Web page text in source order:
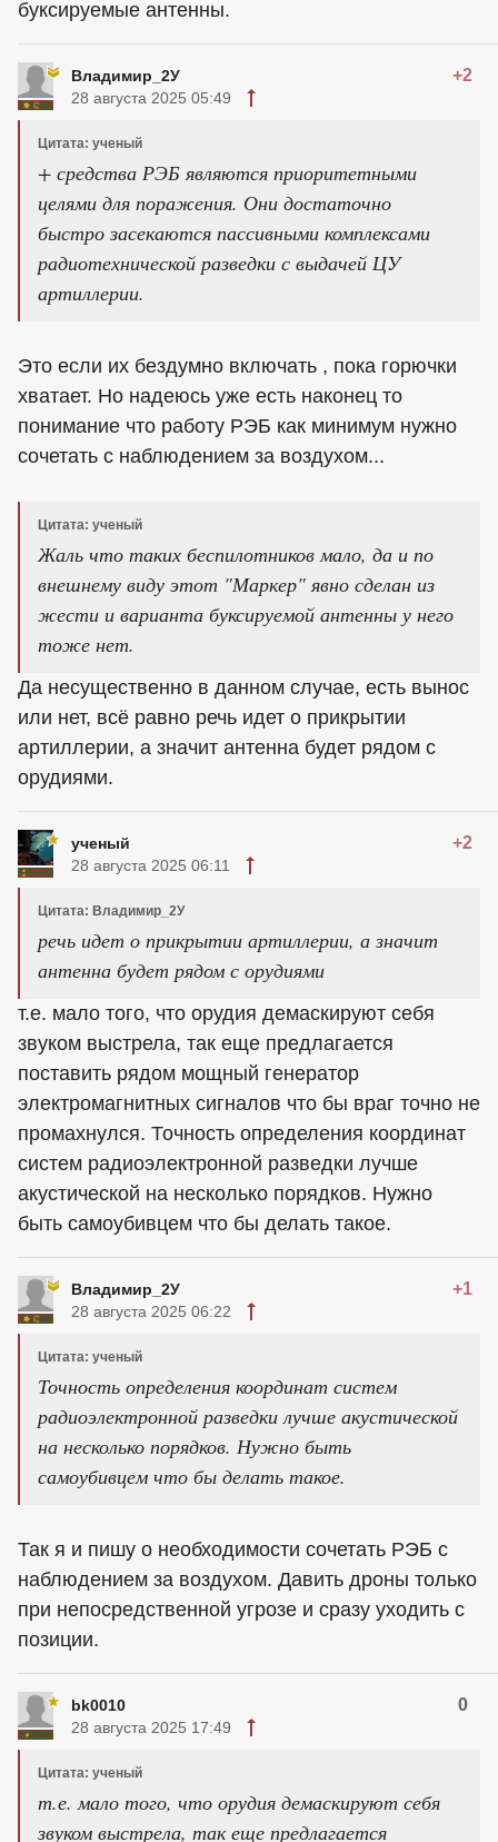
буксируемые антенны.
Владимир_2У +2
28 августа 2025 05:49
Цитата: ученый
+ средства РЭБ являются приоритетными
целями для поражения. Они достаточно
быстро засекаются пассивными комплексами
радиотехнической разведки с выдачей ЦУ
артиллерии.
Это если их бездумно включать , пока горючки
хватает. Но надеюсь уже есть наконец то
понимание что работу РЭБ как минимум нужно
сочетать с наблюдением за воздухом...
Цитата: ученый
Жаль что таких беспилотников мало, да и по
внешнему виду этот "Маркер" явно сделан из
жести и варианта буксируемой антенны у него
тоже нет.
Да несущественно в данном случае, есть вынос
или нет, всё равно речь идет о прикрытии
артиллерии, а значит антенна будет рядом с
орудиями.
ученый +2
28 августа 2025 06:11
Цитата: Владимир_2У
речь идет о прикрытии артиллерии, а значит
антенна будет рядом с орудиями
т.е. мало того, что орудия демаскируют себя
звуком выстрела, так еще предлагается
поставить рядом мощный генератор
электромагнитных сигналов что бы враг точно не
промахнулся. Точность определения координат
систем радиоэлектронной разведки лучше
акустической на несколько порядков. Нужно
быть самоубивцем что бы делать такое.
Владимир_2У +1
28 августа 2025 06:22
Цитата: ученый
Точность определения координат систем
радиоэлектронной разведки лучше акустической
на несколько порядков. Нужно быть
самоубивцем что бы делать такое.
Так я и пишу о необходимости сочетать РЭБ с
наблюдением за воздухом. Давить дроны только
при непосредственной угрозе и сразу уходить с
позиции.
bk0010 0
28 августа 2025 17:49
Цитата: ученый
т.е. мало того, что орудия демаскируют себя
звуком выстрела, так еще предлагается